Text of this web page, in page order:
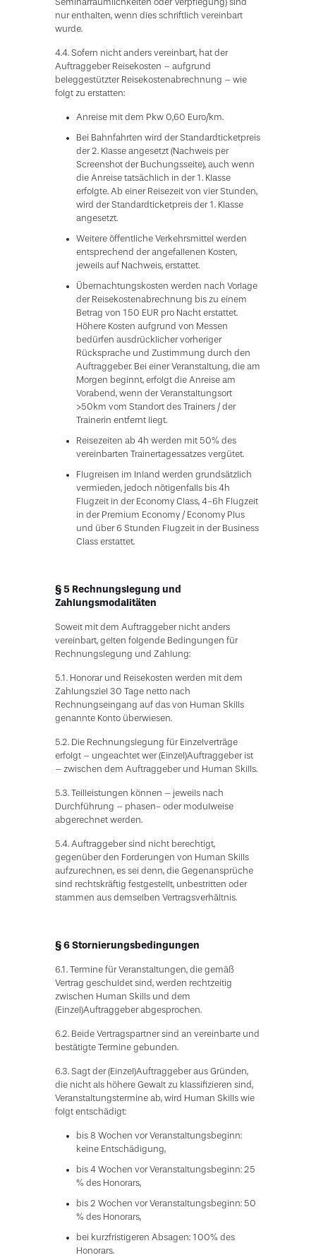
Seminarräumlichkeiten oder Verpflegung) sind
nur enthalten, wenn dies schriftlich vereinbart
wurde.
4.4. Sofern nicht anders vereinbart, hat der
Auftraggeber Reisekosten – aufgrund
beleggestützter Reisekostenabrechnung – wie
folgt zu erstatten:
Anreise mit dem Pkw 0,60 Euro/km.
Bei Bahnfahrten wird der Standardticketpreis
der 2. Klasse angesetzt (Nachweis per
Screenshot der Buchungsseite), auch wenn
die Anreise tatsächlich in der 1. Klasse
erfolgte. Ab einer Reisezeit von vier Stunden,
wird der Standardticketpreis der 1. Klasse
angesetzt.
Weitere öffentliche Verkehrsmittel werden
entsprechend der angefallenen Kosten,
jeweils auf Nachweis, erstattet.
Übernachtungskosten werden nach Vorlage
der Reisekostenabrechnung bis zu einem
Betrag von 150 EUR pro Nacht erstattet.
Höhere Kosten aufgrund von Messen
bedürfen ausdrücklicher vorheriger
Rücksprache und Zustimmung durch den
Auftraggeber. Bei einer Veranstaltung, die am
Morgen beginnt, erfolgt die Anreise am
Vorabend, wenn der Veranstaltungsort
>50km vom Standort des Trainers / der
Trainerin entfernt liegt.
Reisezeiten ab 4h werden mit 50% des
vereinbarten Trainertagessatzes vergütet.
Flugreisen im Inland werden grundsätzlich
vermieden, jedoch nötigenfalls bis 4h
Flugzeit in der Economy Class, 4-6h Flugzeit
in der Premium Economy / Economy Plus
und über 6 Stunden Flugzeit in der Business
Class erstattet.
§ 5 Rechnungslegung und
Zahlungsmodalitäten
Soweit mit dem Auftraggeber nicht anders
vereinbart, gelten folgende Bedingungen für
Rechnungslegung und Zahlung:
5.1. Honorar und Reisekosten werden mit dem
Zahlungsziel 30 Tage netto nach
Rechnungseingang auf das von Human Skills
genannte Konto überwiesen.
5.2. Die Rechnungslegung für Einzelverträge
erfolgt – ungeachtet wer (Einzel)Auftraggeber ist
– zwischen dem Auftraggeber und Human Skills.
5.3. Teilleistungen können – jeweils nach
Durchführung – phasen- oder modulweise
abgerechnet werden.
5.4. Auftraggeber sind nicht berechtigt,
gegenüber den Forderungen von Human Skills
aufzurechnen, es sei denn, die Gegenansprüche
sind rechtskräftig festgestellt, unbestritten oder
stammen aus demselben Vertragsverhältnis.
§ 6 Stornierungsbedingungen
6.1. Termine für Veranstaltungen, die gemäß
Vertrag geschuldet sind, werden rechtzeitig
zwischen Human Skills und dem
(Einzel)Auftraggeber abgesprochen.
6.2. Beide Vertragspartner sind an vereinbarte und
bestätigte Termine gebunden.
6.3. Sagt der (Einzel)Auftraggeber aus Gründen,
die nicht als höhere Gewalt zu klassifizieren sind,
Veranstaltungstermine ab, wird Human Skills wie
folgt entschädigt:
bis 8 Wochen vor Veranstaltungsbeginn:
keine Entschädigung,
bis 4 Wochen vor Veranstaltungsbeginn: 25
% des Honorars,
bis 2 Wochen vor Veranstaltungsbeginn: 50
% des Honorars,
bei kurzfristigeren Absagen: 100% des
Honorars.